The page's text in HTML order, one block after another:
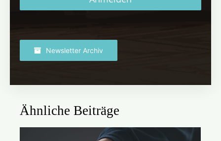
Newsletter Archiv
Ähnliche Beiträge